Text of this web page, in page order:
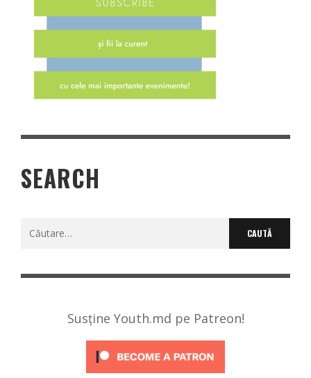
SEARCH
Caută
Susține Youth.md pe Patreon!